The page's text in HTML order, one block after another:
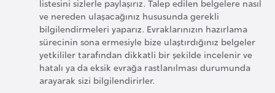
listesini sizlerle paylaşırız. Talep edilen belgelere nasıl
ve nereden ulaşacağınız hususunda gerekli
bilgilendirmeleri yaparız. Evraklarınızın hazırlama
sürecinin sona ermesiyle bize ulaştırdığınız belgeler
yetkililer tarafından dikkatli bir şekilde incelenir ve
hatalı ya da eksik evrağa rastlanılması durumunda
arayarak sizi bilgilendirirler.